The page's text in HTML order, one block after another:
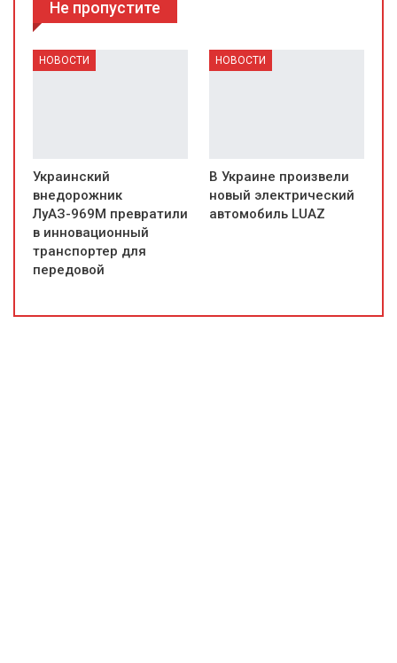
Не пропустите
НОВОСТИ
Украинский
внедорожник
ЛуАЗ-969М превратили
в инновационный
транспортер для
передовой
НОВОСТИ
В Украине произвели
новый электрический
автомобиль LUAZ